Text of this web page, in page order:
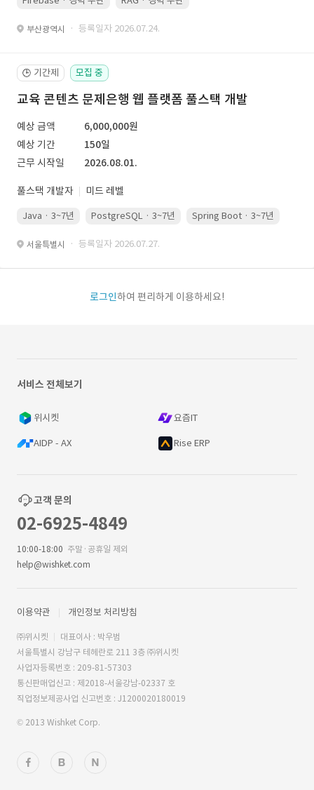
부산광역시 · 등록일자 2026.07.24.
🕒 기간제 모집 중
교육 콘텐츠 문제은행 웹 플랫폼 풀스택 개발
예상 금액
6,000,000원
예상 기간
150일
근무 시작일
2026.08.01.
풀스택 개발자 미드 레벨
Java · 3~7년 PostgreSQL · 3~7년 Spring Boot · 3~7년
서울특별시 · 등록일자 2026.07.27.
로그인하여 편리하게 이용하세요!
서비스 전체보기
위시켓 요즘IT
AIDP - AX Rise ERP
고객 문의
02-6925-4849
10:00-18:00 주말·공휴일 제외
help@wishket.com
이용약관 개인정보 처리방침
㈜위시켓
대표이사 : 박우범
서울특별시 강남구 테헤란로 211 3층 ㈜위시켓
사업자등록번호 : 209-81-57303
통신판매업신고 : 제2018-서울강남-02337 호
직업정보제공사업 신고번호 : J1200020180019
© 2013 Wishket Corp.